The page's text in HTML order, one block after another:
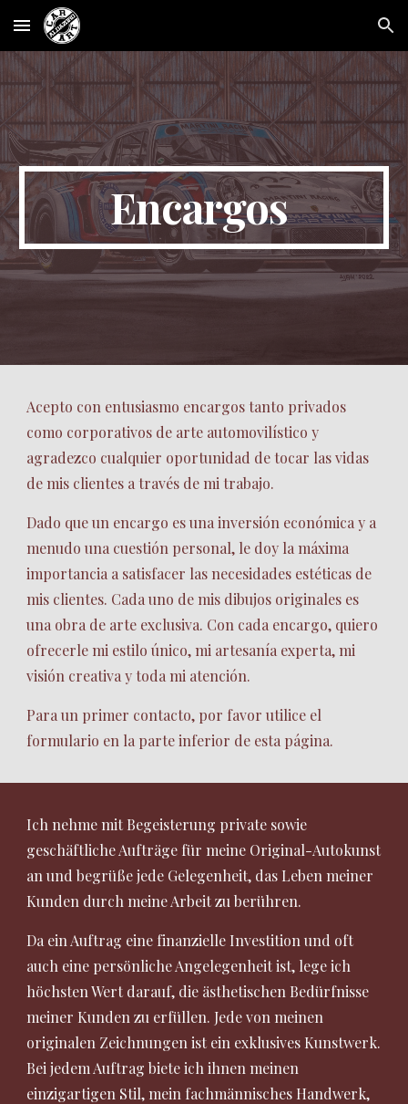
Skip to main content Skip to navigation
Encargos
Acepto con entusiasmo encargos tanto privados
como corporativos de arte automovilístico y
agradezco cualquier oportunidad de tocar las vidas
de mis clientes a través de mi trabajo.
Dado que un encargo es una inversión económica y a
menudo una cuestión personal, le doy la máxima
importancia a satisfacer las necesidades estéticas de
mis clientes. Cada uno de mis dibujos originales es
una obra de arte exclusiva. Con cada encargo, quiero
ofrecerle mi estilo único, mi artesanía experta, mi
visión creativa y toda mi atención.
Para un primer contacto, por favor utilice el
formulario en la parte inferior de esta página.
Ich nehme mit Begeisterung private sowie
geschäftliche Aufträge für meine Original-Autokunst
an und begrüße jede Gelegenheit, das Leben meiner
Kunden durch meine Arbeit zu berühren.
Da ein Auftrag eine finanzielle Investition und oft
auch eine persönliche Angelegenheit ist, lege ich
höchsten Wert darauf, die ästhetischen Bedürfnisse
meiner Kunden zu erfüllen. Jede von meinen
originalen Zeichnungen ist ein exklusives Kunstwerk.
Bei jedem Auftrag biete ich ihnen meinen
einzigartigen Stil, mein fachmännisches Handwerk,